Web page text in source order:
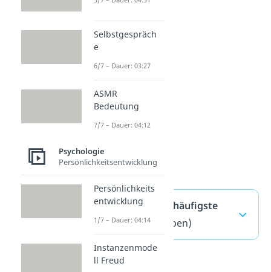
schüttelnd
irritiert
Unbehaglichkeit
befremdlich
angespannt
verstört
widerwillig
Gefühle Liste — häufigste
Fragen(ausklappen)
Selbstgespräch
e
6/7 – Dauer: 03:27
ASMR
Bedeutung
7/7 – Dauer: 04:12
Psychologie
Persönlichkeitsentwicklung
Persönlichkeits
entwicklung
1/7 – Dauer: 04:14
Instanzenmode
ll Freud